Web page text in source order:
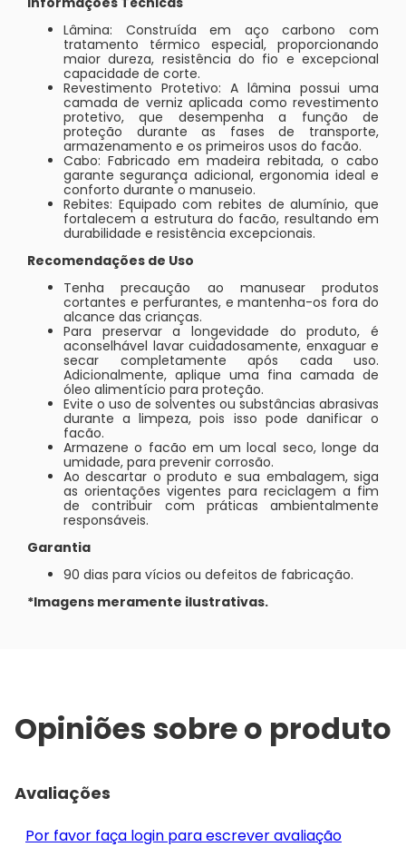
Lâmina: Construída em aço carbono com
tratamento térmico especial, proporcionando
maior dureza, resistência do fio e excepcional
capacidade de corte.
Revestimento Protetivo: A lâmina possui uma
camada de verniz aplicada como revestimento
protetivo, que desempenha a função de
proteção durante as fases de transporte,
armazenamento e os primeiros usos do facão.
Cabo: Fabricado em madeira rebitada, o cabo
garante segurança adicional, ergonomia ideal e
conforto durante o manuseio.
Rebites: Equipado com rebites de alumínio, que
fortalecem a estrutura do facão, resultando em
durabilidade e resistência excepcionais.
Recomendações de Uso
Tenha precaução ao manusear produtos
cortantes e perfurantes, e mantenha-os fora do
alcance das crianças.
Para preservar a longevidade do produto, é
aconselhável lavar cuidadosamente, enxaguar e
secar completamente após cada uso.
Adicionalmente, aplique uma fina camada de
óleo alimentício para proteção.
Evite o uso de solventes ou substâncias abrasivas
durante a limpeza, pois isso pode danificar o
facão.
Armazene o facão em um local seco, longe da
umidade, para prevenir corrosão.
Ao descartar o produto e sua embalagem, siga
as orientações vigentes para reciclagem a fim
de contribuir com práticas ambientalmente
responsáveis.
Garantia
90 dias para vícios ou defeitos de fabricação.
*Imagens meramente ilustrativas.
Opiniões sobre o produto
Avaliações
Por favor faça login para escrever avaliação